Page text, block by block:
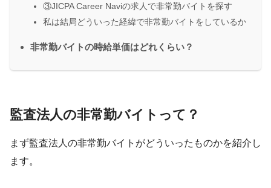
③JICPA Career Naviの求人で非常勤バイトを探す
私は結局どういった経緯で非常勤バイトをしているか
非常勤バイトの時給単価はどれくらい？
監査法人の非常勤バイトって？
まず監査法人の非常勤バイトがどういったものかを紹介し
ます。